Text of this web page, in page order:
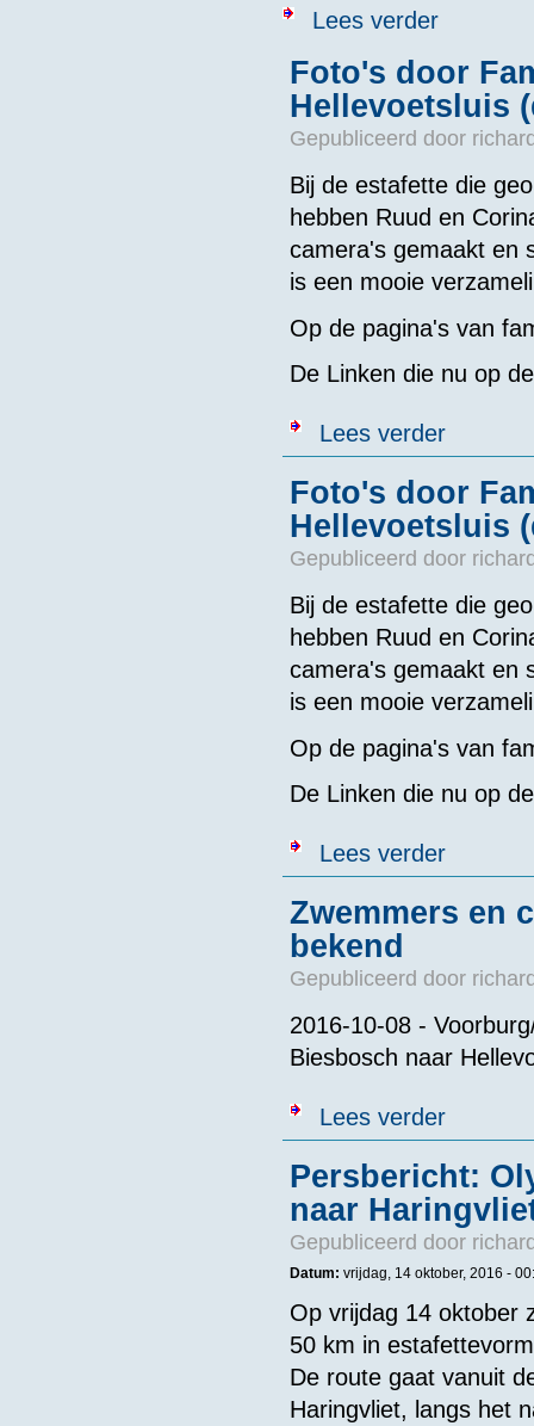
Lees verderover Maarten
Foto's door
Hellevoetsluis
Gepubliceerd door
Bij de estafette die
hebben Ruud en
camera's gemaakt en
is een mooie
Op de pagina's van
De Linken die nu op
Lees verderover Foto's
Foto's door
Hellevoetsluis
Gepubliceerd door
Bij de estafette die
hebben Ruud en
camera's gemaakt en
is een mooie
Op de pagina's van
De Linken die nu op
Lees verderover Foto's
Zwemmers en
bekend
Gepubliceerd door
2016-10-08 -
Biesbosch naar
Lees verderover
Persbericht:
naar
Gepubliceerd door
Datum: vrijdag, 14 oktober, 2016 -
Op vrijdag 14 oktober
50 km in
De route gaat vanuit
Haringvliet, langs het